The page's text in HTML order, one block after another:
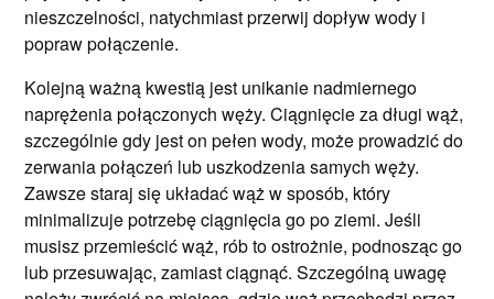
nieszczelności, natychmiast przerwij dopływ wody i
popraw połączenie.
Kolejną ważną kwestią jest unikanie nadmiernego
naprężenia połączonych węży. Ciągnięcie za długi wąż,
szczególnie gdy jest on pełen wody, może prowadzić do
zerwania połączeń lub uszkodzenia samych węży.
Zawsze staraj się układać wąż w sposób, który
minimalizuje potrzebę ciągnięcia go po ziemi. Jeśli
musisz przemieścić wąż, rób to ostrożnie, podnosząc go
lub przesuwając, zamiast ciągnąć. Szczególną uwagę